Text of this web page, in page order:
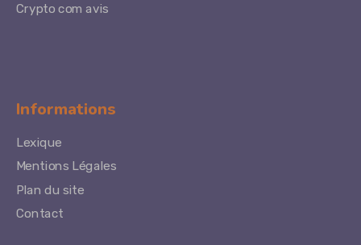
Crypto com avis
Informations
Lexique
Mentions Légales
Plan du site
Contact